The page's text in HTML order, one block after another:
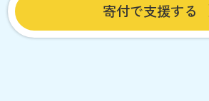
寄付で支援する